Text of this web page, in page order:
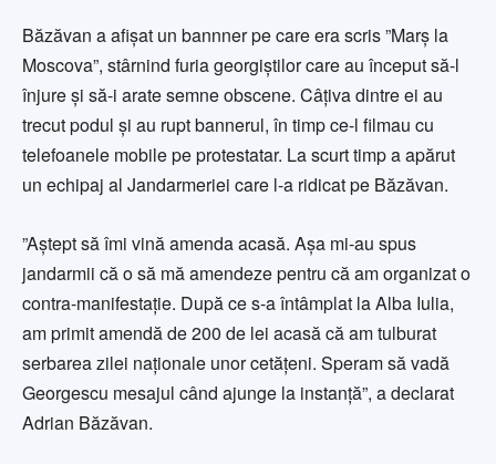
Băzăvan a afișat un bannner pe care era scris ”Marș la
Moscova”, stârnind furia georgiștilor care au început să-l
înjure și să-i arate semne obscene. Câțiva dintre ei au
trecut podul și au rupt bannerul, în timp ce-l filmau cu
telefoanele mobile pe protestatar. La scurt timp a apărut
un echipaj al Jandarmeriei care l-a ridicat pe Băzăvan.
”Aștept să îmi vină amenda acasă. Așa mi-au spus
jandarmii că o să mă amendeze pentru că am organizat o
contra-manifestație. După ce s-a întâmplat la Alba Iulia,
am primit amendă de 200 de lei acasă că am tulburat
serbarea zilei naționale unor cetățeni. Speram să vadă
Georgescu mesajul când ajunge la instanță”, a declarat
Adrian Băzăvan.